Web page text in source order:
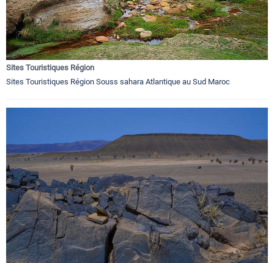
Sites Touristiques Région
Sites Touristiques Région Souss sahara Atlantique au Sud Maroc